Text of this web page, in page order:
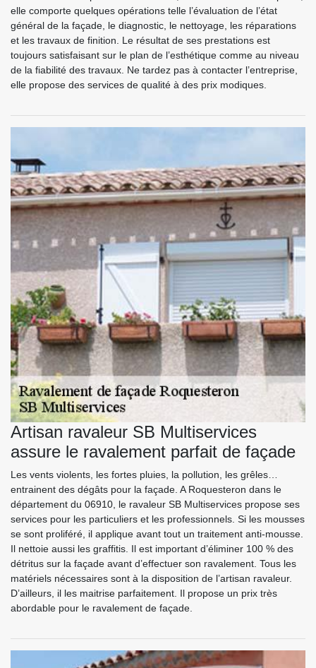
elle comporte quelques opérations telle l’évaluation de l’état
général de la façade, le diagnostic, le nettoyage, les réparations
et les travaux de finition. Le résultat de ses prestations est
toujours satisfaisant sur le plan de l’esthétique comme au niveau
de la fiabilité des travaux. Ne tardez pas à contacter l’entreprise,
elle propose des services de qualité à des prix modiques.
Artisan ravaleur SB Multiservices
assure le ravalement parfait de façade
Les vents violents, les fortes pluies, la pollution, les grêles…
entrainent des dégâts pour la façade. A Roquesteron dans le
département du 06910, le ravaleur SB Multiservices propose ses
services pour les particuliers et les professionnels. Si les mousses
se sont proliféré, il applique avant tout un traitement anti-mousse.
Il nettoie aussi les graffitis. Il est important d’éliminer 100 % des
détritus sur la façade avant d’effectuer son ravalement. Tous les
matériels nécessaires sont à la disposition de l’artisan ravaleur.
D’ailleurs, il les maitrise parfaitement. Il propose un prix très
abordable pour le ravalement de façade.